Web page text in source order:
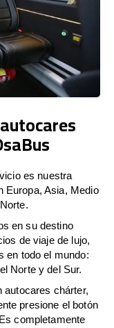
es nuestra
Europa, Asia, Medio
en su destino
de viaje de lujo,
en todo el mundo:
Norte y del Sur.
autocares chárter,
presione el botón
completamente